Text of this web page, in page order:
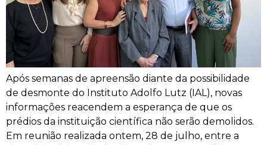
Após semanas de apreensão diante da possibilidade
de desmonte do Instituto Adolfo Lutz (IAL), novas
informações reacendem a esperança de que os
prédios da instituição científica não serão demolidos.
Em reunião realizada ontem, 28 de julho, entre a